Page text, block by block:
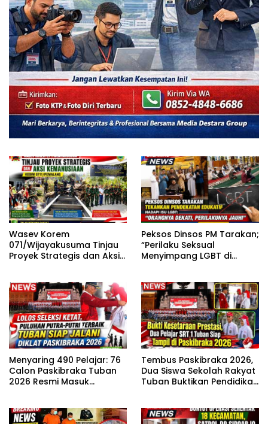
Wasev Korem
071/Wijayakusuma Tinjau
Proyek Strategis dan Aksi
Peksos Dinsos PM Tarakan;
“Perilaku Seksual
Menyimpang LGBT di
Menyaring 490 Pelajar: 76
Calon Paskibraka Tuban
2026 Resmi Masuk
Tembus Paskibraka 2026,
Dua Siswa Sekolah Rakyat
Tuban Buktikan Pendidikan